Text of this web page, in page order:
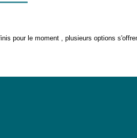
pour le moment , plusieurs options